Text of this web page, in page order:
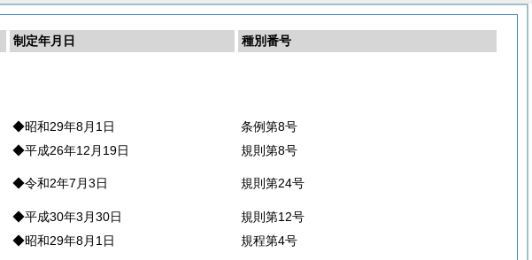
制定年月日
種別番号
◆昭和29年8月1日
条例第8号
◆平成26年12月19日
規則第8号
◆令和2年7月3日 規則第24号
◆平成30年3月30日
規則第12号
◆昭和29年8月1日
規程第4号